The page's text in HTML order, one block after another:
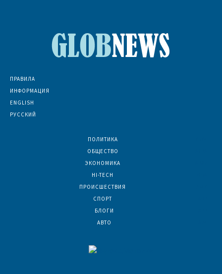
ПРАВИЛА
ИНФОРМАЦИЯ
ENGLISH
РУССКИЙ
ПОЛИТИКА
ОБЩЕСТВО
ЭКОНОМИКА
HI-TECH
ПРОИСШЕСТВИЯ
СПОРТ
БЛОГИ
АВТО